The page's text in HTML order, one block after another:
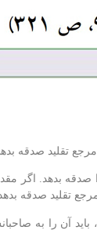
تقلید صدقه
بدهد. اگر
تقلید صدقه
آن را به